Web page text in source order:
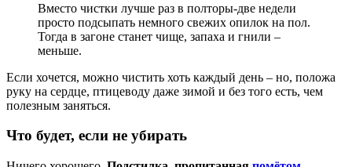
Вместо чистки лучше раз в полторы-две недели
просто подсыпать немного свежих опилок на пол.
Тогда в загоне станет чище, запаха и гнили –
меньше.
Если хочется, можно чистить хоть каждый день – но, положа
руку на сердце, птицеводу даже зимой и без того есть, чем
полезным заняться.
Что будет, если не убирать